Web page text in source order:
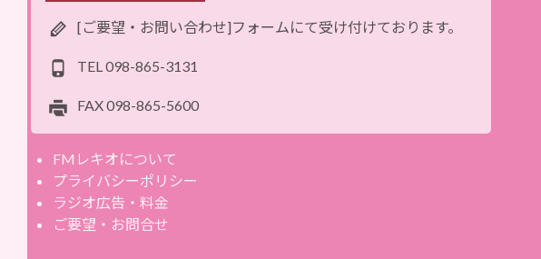
[ご要望・お問い合わせ]フォームにて受け付けております。
TEL 098-865-3131
FAX098-865-5600
FMレキオについて
プライバシーポリシー
ラジオ広告・料金
ご要望・お問合せ